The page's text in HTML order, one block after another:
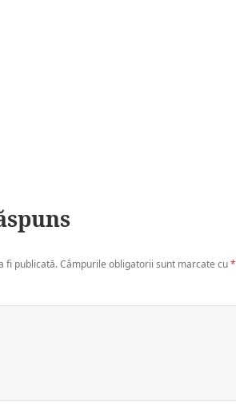
fi publicată.Câmpurile obligatorii sunt marcate cu*